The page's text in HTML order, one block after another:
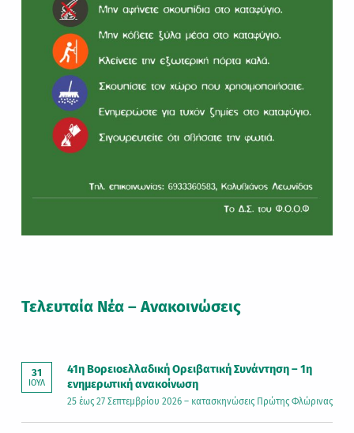
Τελευταία Νέα – Ανακοινώσεις
31
ΙΟΎΛ
41η Βορειοελλαδική Ορειβατική Συνάντηση – 1η
ενημερωτική ανακοίνωση
25 έως 27 Σεπτεμβρίου 2026 – κατασκηνώσεις Πρώτης Φλώρινας